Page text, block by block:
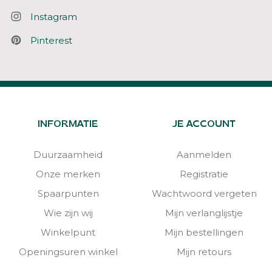
Instagram
Pinterest
INFORMATIE
Duurzaamheid
Onze merken
Spaarpunten
Wie zijn wij
Winkelpunt
Openingsuren winkel
JE ACCOUNT
Aanmelden
Registratie
Wachtwoord vergeten
Mijn verlanglijstje
Mijn bestellingen
Mijn retours